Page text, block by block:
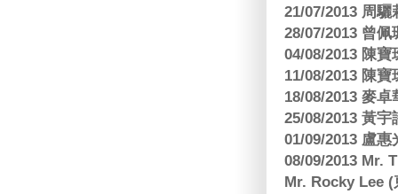
21/07/2013 周
28/07/2013 曾
04/08/2013 陳
11/08/2013 陳
18/08/2013 麥
25/08/2013 黃
01/09/2013 盧
08/09/2013 Mr.
Mr. Rocky Lee